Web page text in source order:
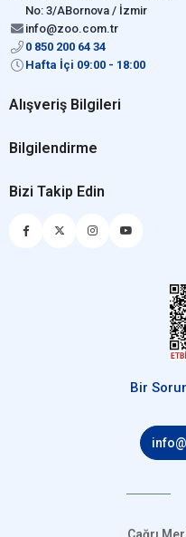
No: 3/ABornova / İzmir
info@zoo.com.tr
0 850 200 64 34
Hafta İçi 09:00 - 18:00
Alışveriş Bilgileri
Bilgilendirme
Bizi Takip Edin
Bir
Çağrı